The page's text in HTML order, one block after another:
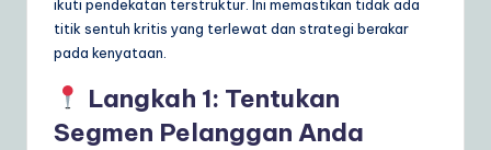
ikuti pendekatan terstruktur. Ini memastikan tidak ada
titik sentuh kritis yang terlewat dan strategi berakar
pada kenyataan.
Langkah 1: Tentukan
Segmen Pelanggan Anda